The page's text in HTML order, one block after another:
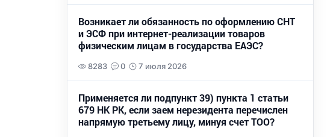
Возникает ли обязанность по оформлению СНТ
и ЭСФ при интернет-реализации товаров
физическим лицам в государства ЕАЭС?
8283 0 7 июля 2026
Применяется ли подпункт 39) пункта 1 статьи
679 НК РК, если заем нерезидента перечислен
напрямую третьему лицу, минуя счет ТОО?